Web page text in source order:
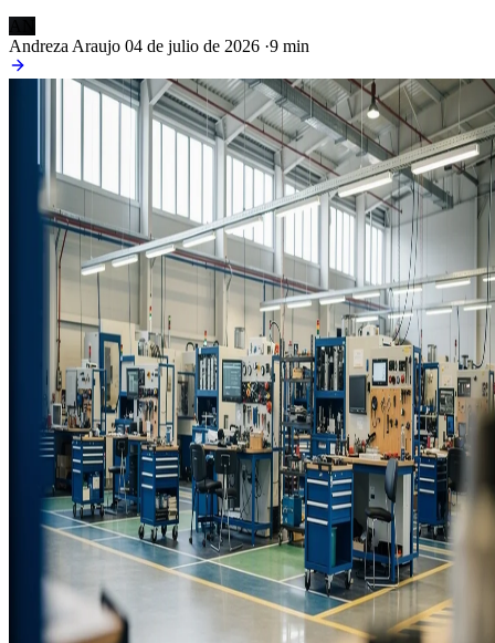
Andreza Araujo 04 de julio de 2026 ·9 min